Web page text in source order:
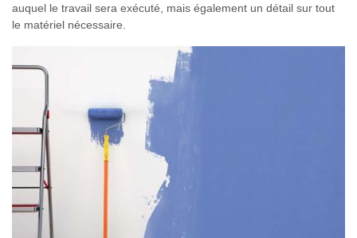
auquel le travail sera exécuté, mais également un détail sur tout
le matériel nécessaire.